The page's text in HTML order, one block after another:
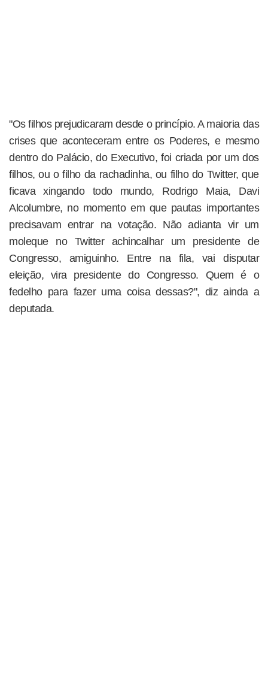
"Os filhos prejudicaram desde o princípio. A maioria das
crises que aconteceram entre os Poderes, e mesmo
dentro do Palácio, do Executivo, foi criada por um dos
filhos, ou o filho da rachadinha, ou filho do Twitter, que
ficava xingando todo mundo, Rodrigo Maia, Davi
Alcolumbre, no momento em que pautas importantes
precisavam entrar na votação. Não adianta vir um
moleque no Twitter achincalhar um presidente de
Congresso, amiguinho. Entre na fila, vai disputar
eleição, vira presidente do Congresso. Quem é o
fedelho para fazer uma coisa dessas?", diz ainda a
deputada.